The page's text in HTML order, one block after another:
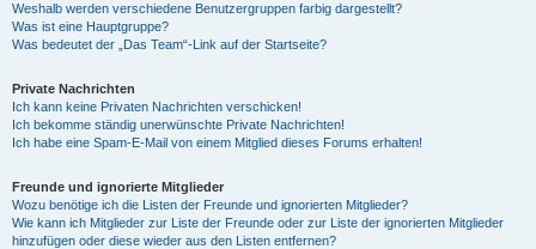
Weshalb werden verschiedene Benutzergruppen farbig dargestellt?
Was ist eine Hauptgruppe?
Was bedeutet der „Das Team“-Link auf der Startseite?
Private Nachrichten
Ich kann keine Privaten Nachrichten verschicken!
Ich bekomme ständig unerwünschte Private Nachrichten!
Ich habe eine Spam-E-Mail von einem Mitglied dieses Forums erhalten!
Freunde und ignorierte Mitglieder
Wozu benötige ich die Listen der Freunde und ignorierten Mitglieder?
Wie kann ich Mitglieder zur Liste der Freunde oder zur Liste der ignorierten Mitglieder
hinzufügen oder diese wieder aus den Listen entfernen?